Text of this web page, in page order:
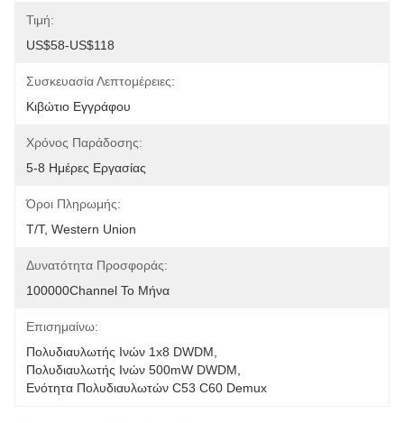
Τιμή:
US$58-US$118
Συσκευασία Λεπτομέρειες:
Κιβώτιο Εγγράφου
Χρόνος Παράδοσης:
5-8 Ημέρες Εργασίας
Όροι Πληρωμής:
T/T, Western Union
Δυνατότητα Προσφοράς:
100000Channel Το Μήνα
Επισημαίνω:
Πολυδιαυλωτής Ινών 1x8 DWDM
Πολυδιαυλωτής Ινών 500mW DWDM
Ενότητα Πολυδιαυλωτών C53 C60 Demux